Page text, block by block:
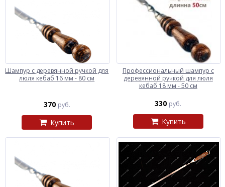
Шампур с деревянной ручкой для
люля кебаб 16 мм - 80 см
370 руб.
Купить
Профессиональный шампур с
деревянной ручкой для люля
кебаб 18 мм - 50 см
330 руб.
Купить